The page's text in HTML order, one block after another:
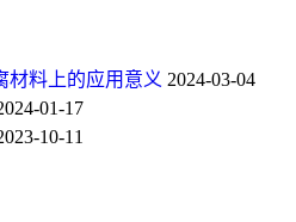
材料上的应用意义 2024-03-04
01-17
10-11